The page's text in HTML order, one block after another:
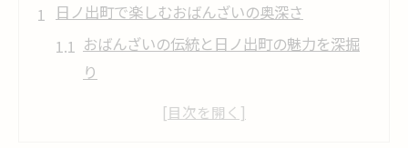
日ノ出町で楽しむおばんざいの奥深さ
おばんざいの伝統と日ノ出町の魅力を深掘
り
地元で味わうおばんざいのおすすめ体験